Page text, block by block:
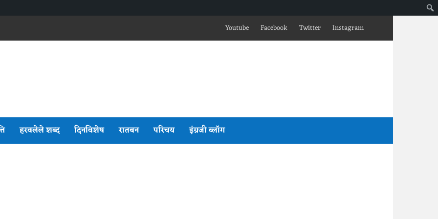
Youtube Facebook Twitter Instagram
हरवलेले शब्द दिनविशेष रातबन परिचय इंग्रजी ब्लॉग